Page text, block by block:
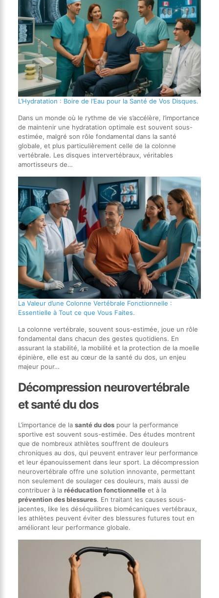
L’Hydratation : Boire de l’Eau pour la Santé de Vos Disques.
Dans un monde où le rythme de vie s’accélère, l’importance
de maintenir une hydratation optimale est souvent sous-
estimée, malgré son rôle fondamental dans la santé
globale, et plus particulièrement celle de la colonne
vertébrale. Les disques intervertébraux, véritables
amortisseurs de…
La Valeur d’une Colonne Vertébrale Fonctionnelle :
Essentielle à Tout ce que Vous Faites.
La colonne vertébrale, souvent sous-estimée, joue un rôle
fondamental dans chacun des gestes quotidiens. En
assurant la stabilité, la mobilité et la protection de la moelle
épinière, elle est au cœur de la santé du dos, un enjeu
majeur pour…
Décompression neurovertébrale
et santé du dos
L’importance de la santé du dospour la performance
sportive est souvent sous-estimée. Des études montrent
que de nombreux athlètes souffrent de douleurs
chroniques au dos, qui peuvent entraver leur performance
et leur épanouissement dans leur sport. La décompression
neurovertébrale offre une solution innovante, permettant
non seulement de soulager ces douleurs, mais aussi de
contribuer à la rééducation fonctionnelleet à la
prévention des blessures. En traitant les causes sous-
jacentes, like les déséquilibres biomécaniques vertébraux,
les athlètes peuvent éviter des blessures futures tout en
améliorant leur performance globale.